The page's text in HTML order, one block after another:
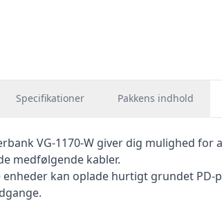
Specifikationer Pakkens indhold
VG-1170-W giver dig mulighed
medfølgende kabler.
enheder kan oplade hurtigt grundet